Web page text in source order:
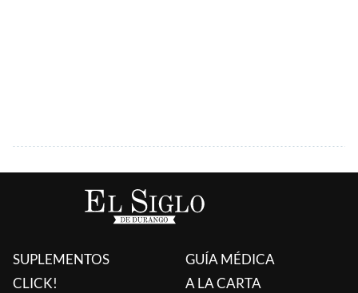
SUPLEMENTOS
CLICK!
GUÍA MÉDICA
A LA CARTA